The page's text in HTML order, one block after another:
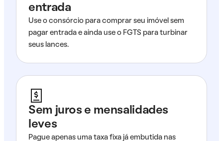
entrada
Use o consórcio para comprar seu imóvel sem
pagar entrada e ainda use o FGTS para turbinar
seus lances.
Sem juros e mensalidades
leves
Pague apenas uma taxa fixa já embutida nas